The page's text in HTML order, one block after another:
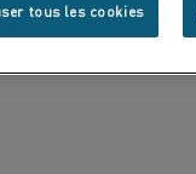
tous les cookies